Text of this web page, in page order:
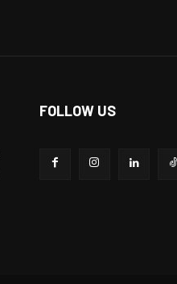
FOLLOW US